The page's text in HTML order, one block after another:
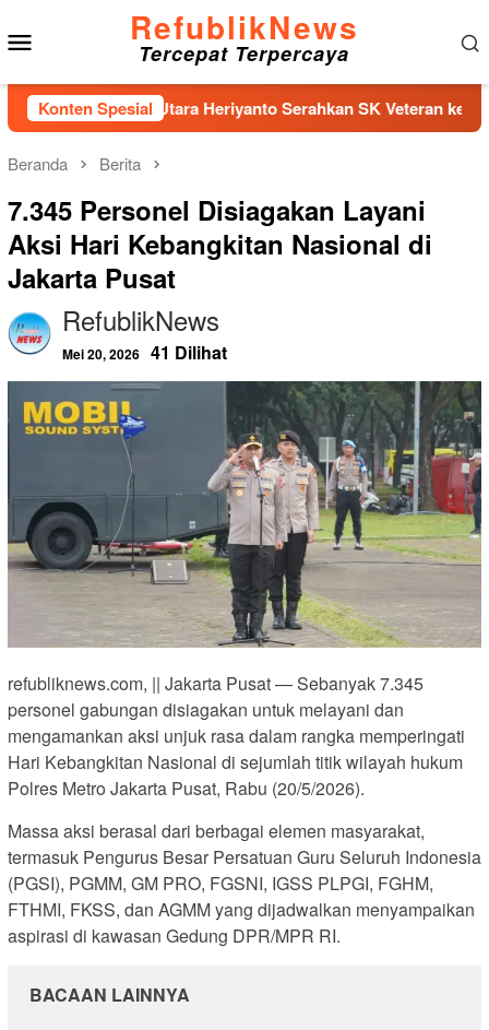
ke
konten
RefublikNews
Tercepat Terpercaya
Konten Spesial
Jakarta Utara Heriyanto Serahkan SK Veteran kepada LVRI
Beranda Berita
7.345 Personel Disiagakan Layani
Aksi Hari Kebangkitan Nasional di
Jakarta Pusat
RefublikNews
Mei 20, 2026 41 Dilihat
refubliknews.com, || Jakarta Pusat — Sebanyak 7.345
personel gabungan disiagakan untuk melayani dan
mengamankan aksi unjuk rasa dalam rangka memperingati
Hari Kebangkitan Nasional di sejumlah titik wilayah hukum
Polres Metro Jakarta Pusat, Rabu (20/5/2026).
Massa aksi berasal dari berbagai elemen masyarakat,
termasuk Pengurus Besar Persatuan Guru Seluruh Indonesia
(PGSI), PGMM, GM PRO, FGSNI, IGSS PLPGI, FGHM,
FTHMI, FKSS, dan AGMM yang dijadwalkan menyampaikan
aspirasi di kawasan Gedung DPR/MPR RI.
BACAAN LAINNYA